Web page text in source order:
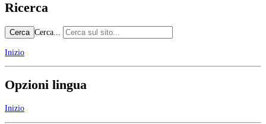
Ricerca
Cerca Cerca...
Inizio
Opzioni lingua
Inizio